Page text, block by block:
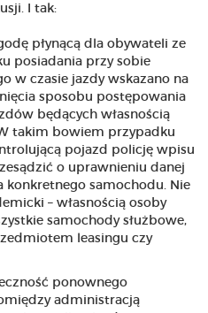
I tak:
płynącą dla obywateli ze
posiadania przy sobie
w czasie jazdy wskazano na
sposobu postępowania
będących własnością
takim bowiem przypadku
pojazd policję wpisu
o uprawnieniu danej
konkretnego samochodu. Nie
– własnością osoby
samochody służbowe,
leasingu czy
ponownego
administracją